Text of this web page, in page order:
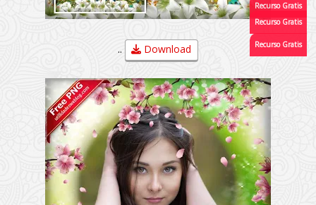
.. Download